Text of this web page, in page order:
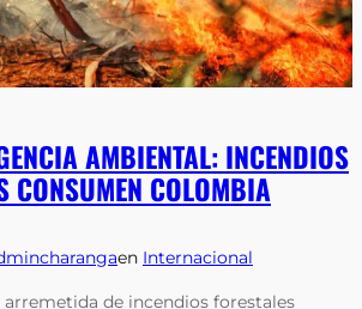
AMBIENTAL: INCENDIOS
CONSUMEN COLOMBIA
en Internacional
arremetida de incendios forestales